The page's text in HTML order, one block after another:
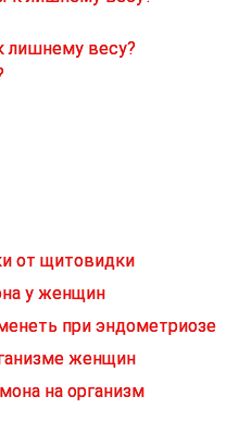
лишнему весу?
от щитовидки
у женщин
при эндометриозе
женщин
на организм